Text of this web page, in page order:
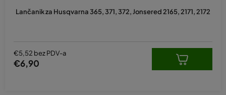
Lančanik za Husqvarna 365, 371, 372, Jonsered 2165, 2171, 2172
€5,52 bez PDV-a
€6,90